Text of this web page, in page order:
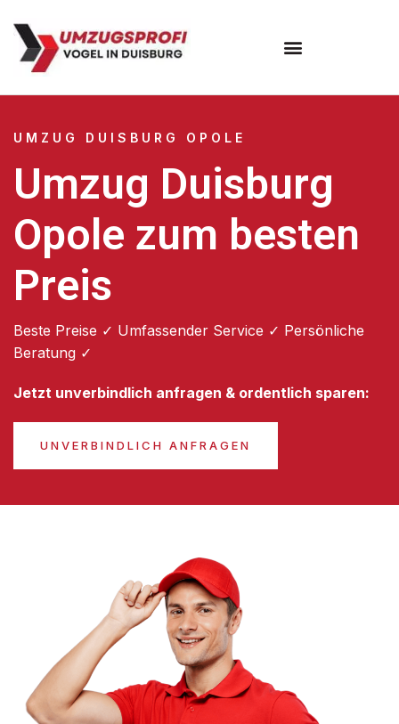
UMZUG DUISBURG OPOLE
Umzug Duisburg
Opole zum besten
Preis
Beste Preise ✓ Umfassender Service ✓ Persönliche
Beratung ✓
Jetzt unverbindlich anfragen & ordentlich sparen:
UNVERBINDLICH ANFRAGEN